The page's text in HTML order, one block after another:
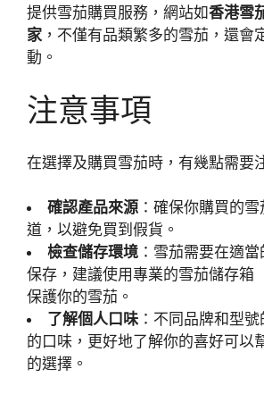
提供雪茄購買服務，網站如香港雪
家 ，不僅有品類繁多的雪茄，還會
動。
注意事項
在選擇及購買雪茄時，有幾點需要
確認產品來源 ：確保你購買的
道，以避免買到假貨。
檢查儲存環境 ：雪茄需要在適
保存，建議使用專業的雪茄儲存箱
保護你的雪茄。
了解個人口味 ：不同品牌和型
的口味，更好地了解你的喜好可以
的選擇。